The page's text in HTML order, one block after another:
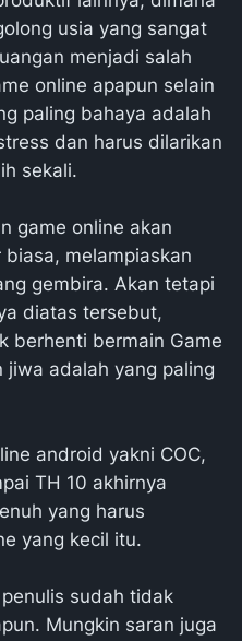
usia yang sangat
menjadi salah
online apapun selain
paling bahaya adalah
dan harus dilarikan
sekali.
game online akan
melampiaskan
gembira. Akan tetapi
diatas tersebut,
berhenti bermain Game
jiwa adalah yang paling
android yakni COC,
TH 10 akhirnya
yang harus
yang kecil itu.
sudah tidak
Mungkin saran juga